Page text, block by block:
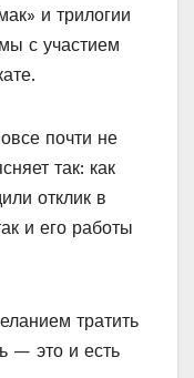
и трилогии
с участием
почти не
так: как
отклик в
и его работы
тратить
— это и есть